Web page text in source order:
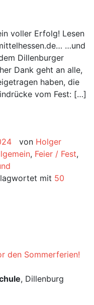
voller Erfolg! Lesen
…und
Dillenburger
Dank geht an alle,
haben, die
vom Fest: […]
von Holger
, Feier / Fest,
mit 50
den Sommerferien!
, Dillenburg